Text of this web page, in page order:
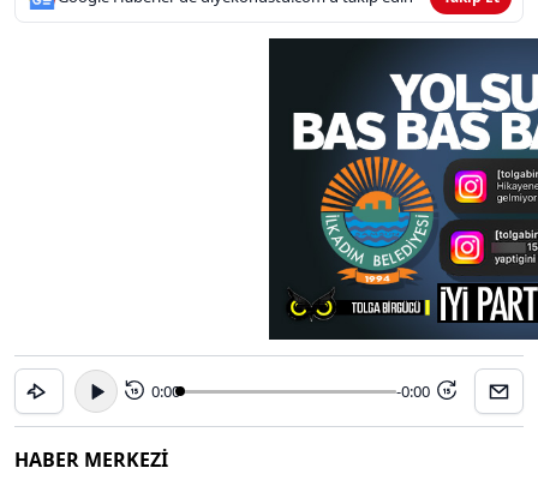
15 0:00 -0:00 15
HABER MERKEZİ